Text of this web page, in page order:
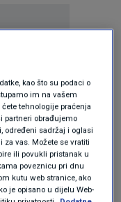
kao što su podaci o
im na vašem
tehnologije praćenja
partneri obrađujemo
određeni sadržaj i oglasi
vas. Možete se vratiti
ili povukli pristanak u
poveznicu pri dnu
kutu web stranice, ako
je opisano u dijelu Web-